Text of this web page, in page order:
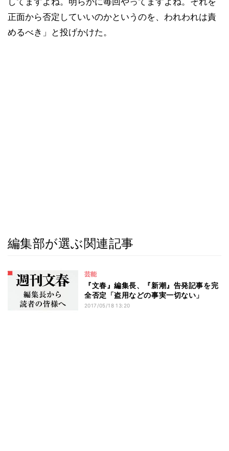
正面から否定していいのかというのを、われわれは責
めるべき」と投げかけた。
編集部が選ぶ関連記事
芸能
『文春』編集長、『新潮』告発記事を完
全否定「盗用などの事実一切ない」
2017/05/18 13:20